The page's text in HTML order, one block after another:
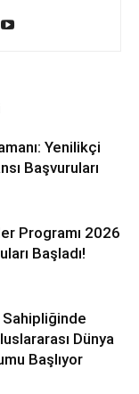
Yenilikçi
Başvuruları
Programı 2026
Başladı!
Dünya
Başlıyor